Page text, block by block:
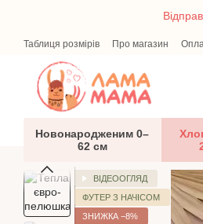
Перейти до основного контенту
Таблиця розмірів Про магазин
Перший гардероб малюка — що
Новонародженим 0–
62 см
ВІДЕООГЛЯД
ФУТЕР З НАЧІСОМ
ЗНИЖКА −8%